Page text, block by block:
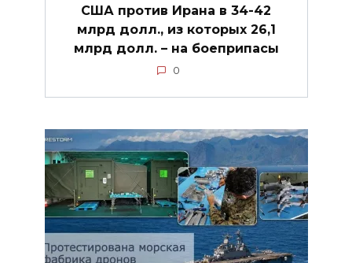
США против Ирана в 34-42
млрд долл., из которых 26,1
млрд долл. – на боеприпасы
0